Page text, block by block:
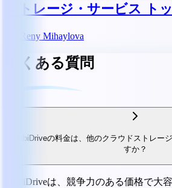
ストレージ・サービス ト
Reny Mihaylova
よくある質問
MobiDriveの料金は、他のクラウドストレー
すか？
MobiDriveは、競争力のある価格で大